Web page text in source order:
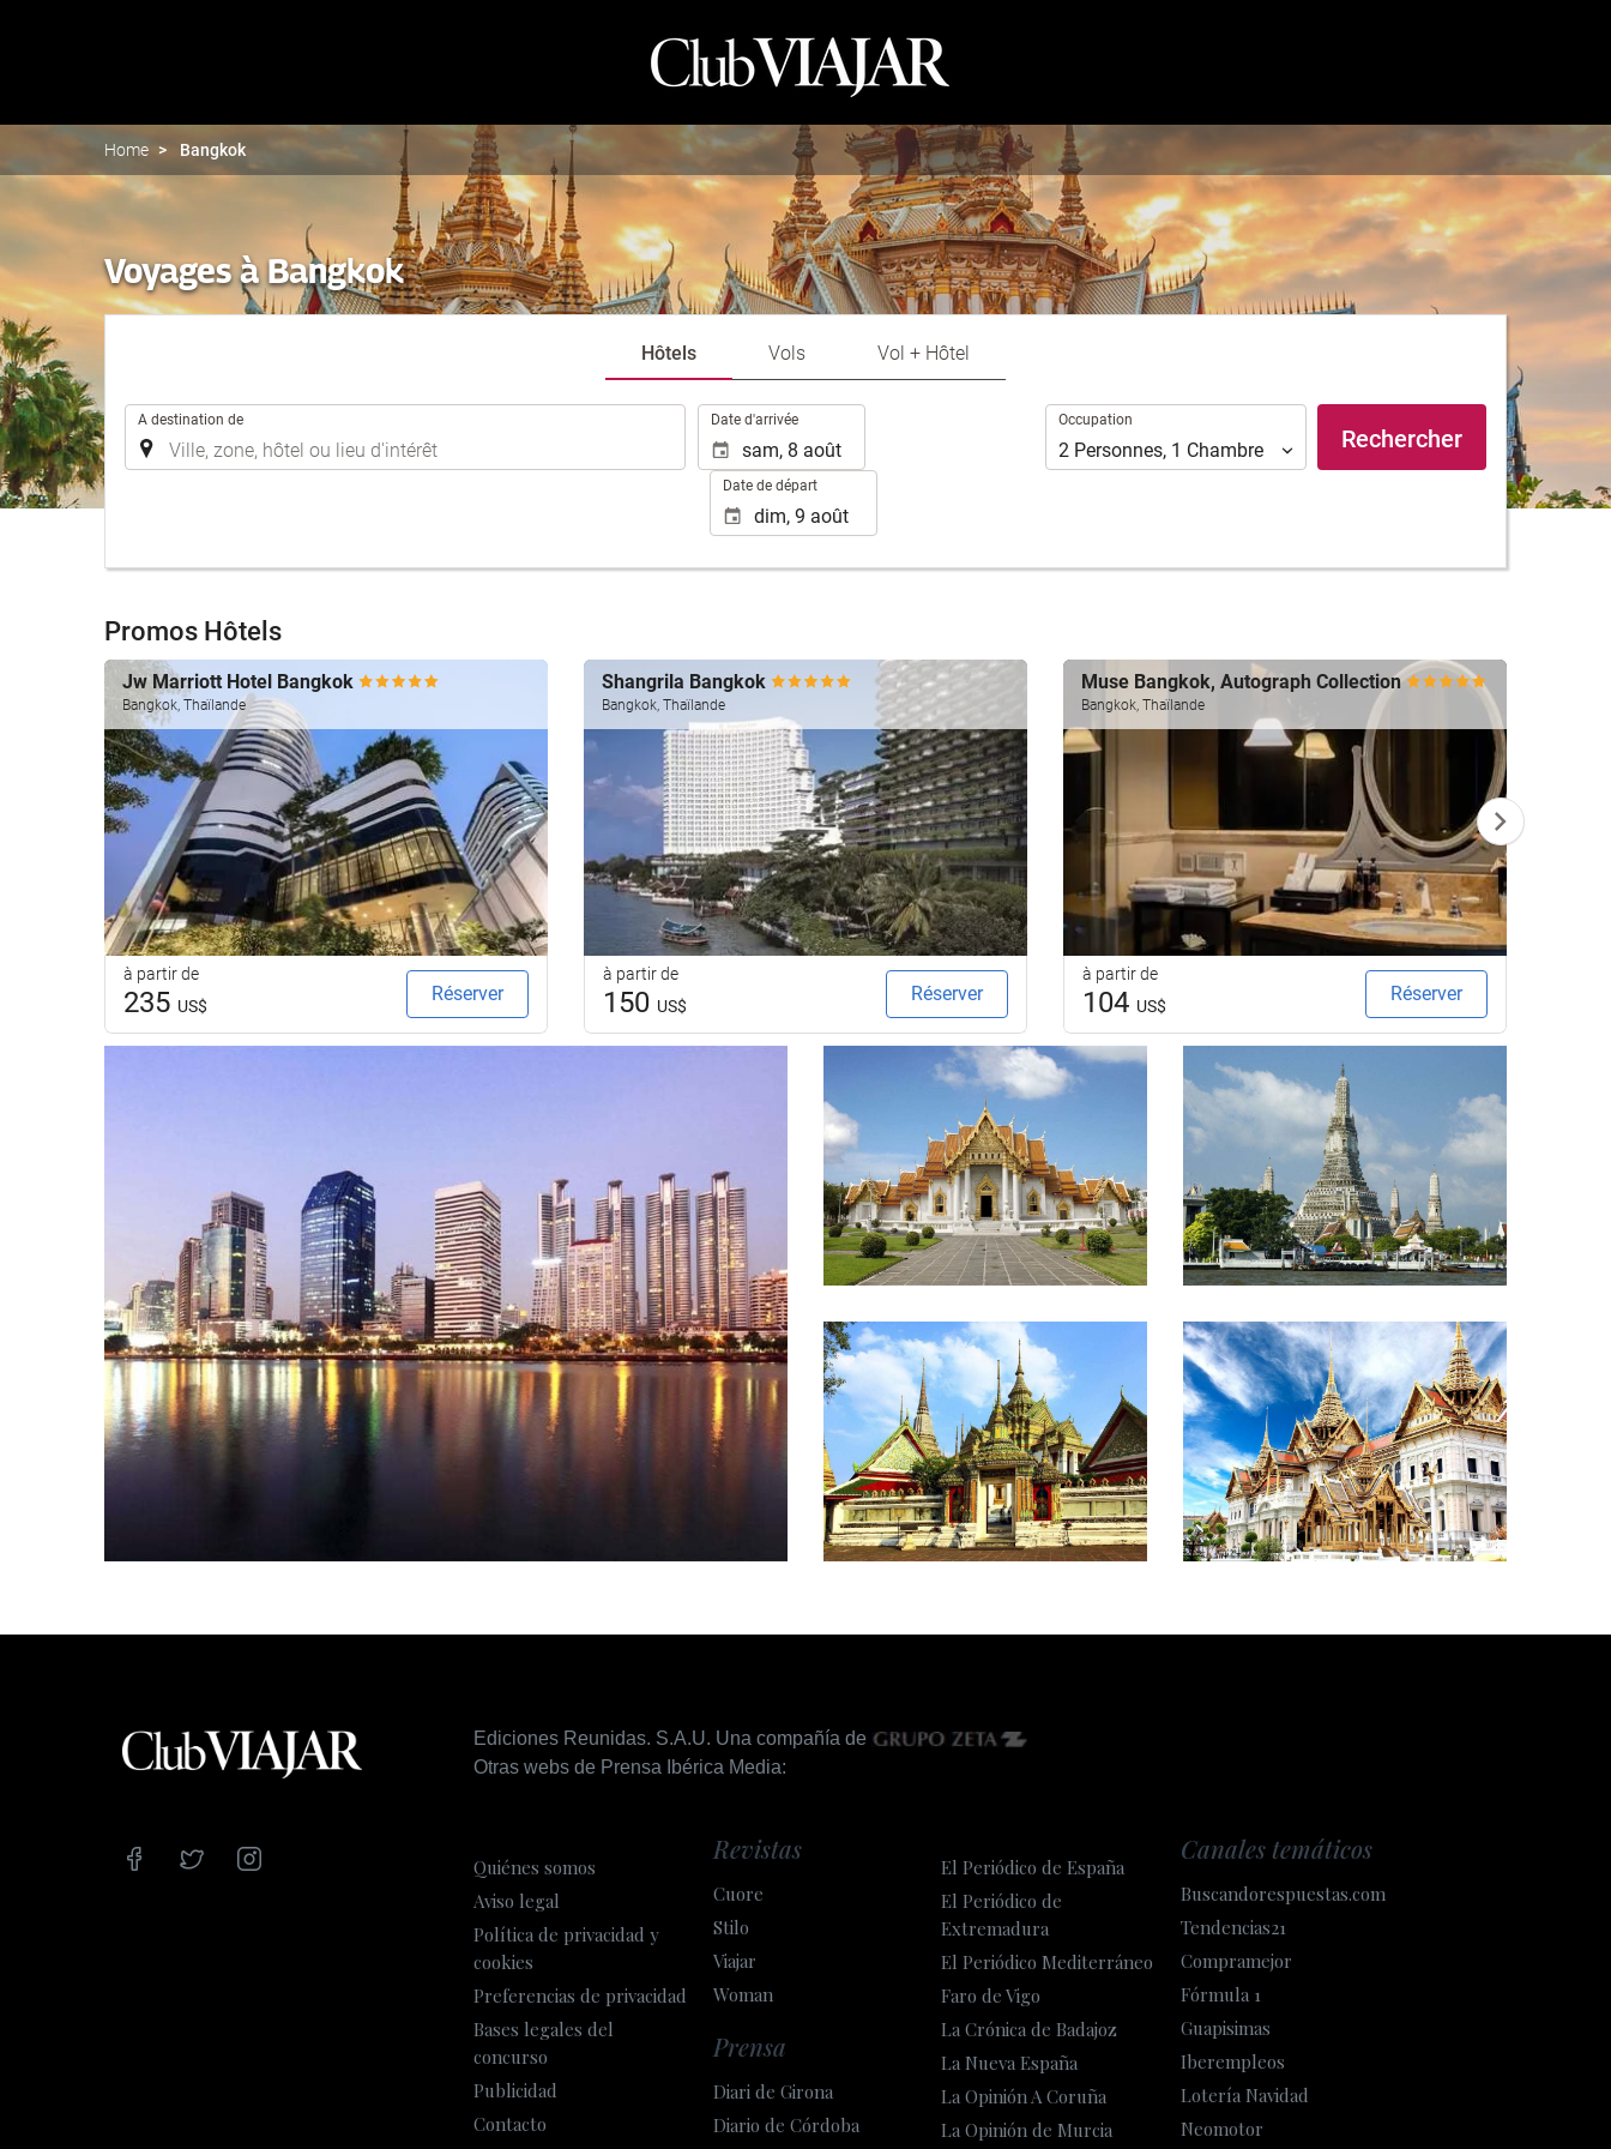
Home Bangkok
Voyages à Bangkok
Hôtels Vols Vol + Hôtel
A destination de Date d'arrivée
Date de départ
Occupation
Occupation
2 Personnes, 1 Chambre Rechercher
Promos Hôtels
Jw Marriott Hotel Bangkok
Bangkok, Thaïlande
à partir de
235 US$
Réserver
Shangrila Bangkok
Bangkok, Thaïlande
à partir de
150 US$
Réserver
Muse Bangkok, Autograph Collection
Bangkok, Thaïlande
à partir de
104 US$
Réserver
Ediciones Reunidas. S.A.U. Una compañía de
Otras webs de Prensa Ibérica Media:
Quiénes somos
Aviso legal
Política de privacidad y
cookies
Preferencias de privacidad
Bases legales del
concurso
Publicidad
Contacto
Revistas
Cuore
Stilo
Viajar
Woman
Prensa
Diari de Girona
Diario de Córdoba
El Periódico de España
El Periódico de
Extremadura
El Periódico Mediterráneo
Faro de Vigo
La Crónica de Badajoz
La Nueva España
La Opinión A Coruña
La Opinión de Murcia
Canales temáticos
Buscandorespuestas.com
Tendencias21
Compramejor
Fórmula 1
Guapisimas
Iberempleos
Lotería Navidad
Neomotor